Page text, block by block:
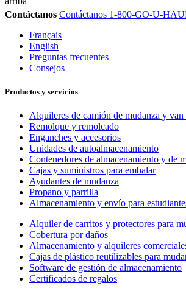
Contáctanos Contáctanos 1-800-GO-U-
Français
English
Preguntas frecuentes
Consejos
Productos y servicios
Alquileres de camión de mudanza y van
Remolque y remolcado
Enganches y accesorios
Unidades de autoalmacenamiento
Contenedores de almacenamiento y de
Cajas y suministros para embalar
Ayudantes de mudanza
Propano y parrilla
Almacenamiento y envío para
Alquiler de carritos y protectores para
Cobertura por daños
Almacenamiento y alquileres
Cajas de plástico reutilizables para
Software de gestión de almacenamiento
Certificados de regalos